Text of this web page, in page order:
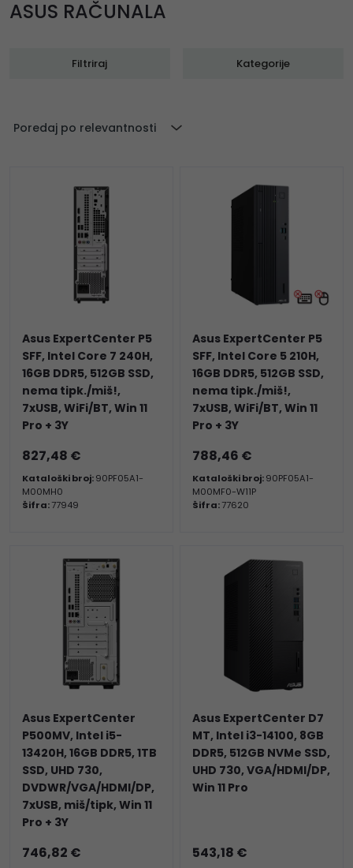
ASUS RAČUNALA
Filtriraj Kategorije
Poredaj po relevantnosti
Asus ExpertCenter P5
SFF, Intel Core 7 240H,
16GB DDR5, 512GB SSD,
nema tipk./miš!,
7xUSB, WiFi/BT, Win 11
Pro + 3Y
827,48 €
Kataloški broj:90PF05A1-
M00MH0
Šifra:77949
Asus ExpertCenter P5
SFF, Intel Core 5 210H,
16GB DDR5, 512GB SSD,
nema tipk./miš!,
7xUSB, WiFi/BT, Win 11
Pro + 3Y
788,46 €
Kataloški broj:90PF05A1-
M00MF0-W11P
Šifra:77620
Asus ExpertCenter
P500MV, Intel i5-
13420H, 16GB DDR5, 1TB
SSD, UHD 730,
DVDWR/VGA/HDMI/DP,
7xUSB, miš/tipk, Win 11
Pro + 3Y
746,82 €
Asus ExpertCenter D7
MT, Intel i3-14100, 8GB
DDR5, 512GB NVMe SSD,
UHD 730, VGA/HDMI/DP,
Win 11 Pro
543,18 €